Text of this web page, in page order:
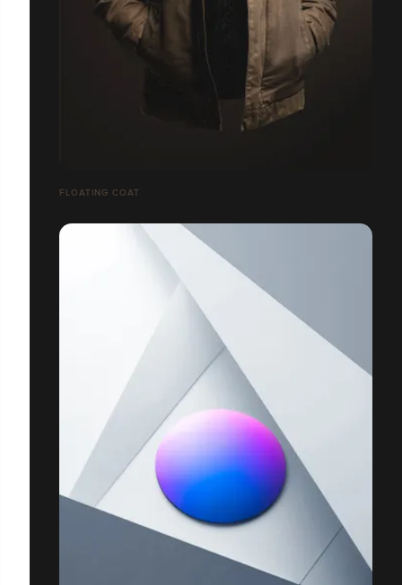
FLOATING COAT